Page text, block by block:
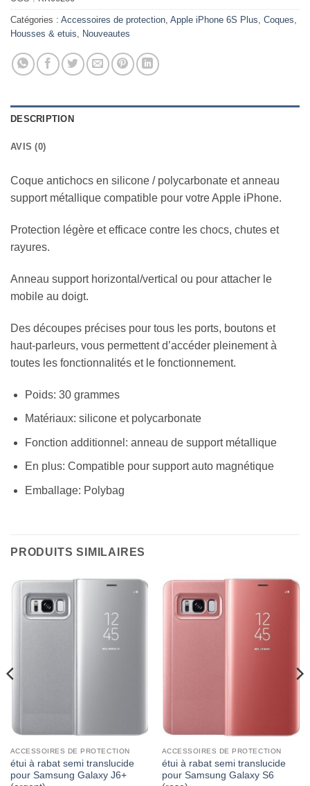
Catégories : Accessoires de protection Apple iPhone 6S Plus Coques
Housses & etuis
Nouveautes
DESCRIPTION
AVIS (0)
Coque antichocs en silicone / polycarbonate et anneau
support métallique compatible pour votre Apple iPhone.
Protection légère et efficace contre les chocs, chutes et
rayures.
Anneau support horizontal/vertical ou pour attacher le
mobile au doigt.
Des découpes précises pour tous les ports, boutons et
haut-parleurs, vous permettent d’accéder pleinement à
toutes les fonctionnalités et le fonctionnement.
Poids: 30 grammes
Matériaux: silicone et polycarbonate
Fonction additionnel: anneau de support métallique
En plus: Compatible pour support auto magnétique
Emballage: Polybag
PRODUITS SIMILAIRES
ACCESSOIRES DE PROTECTION
étui à rabat semi translucide
pour Samsung Galaxy J6+
ACCESSOIRES DE PROTECTION
étui à rabat semi translucide
pour Samsung Galaxy S6